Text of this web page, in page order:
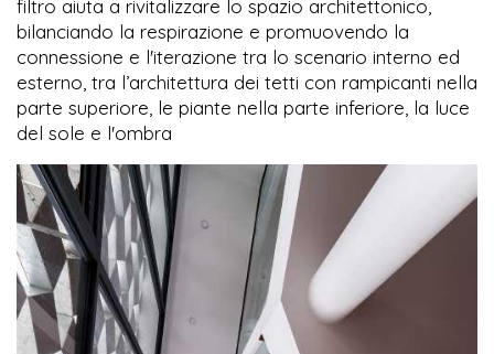
filtro aiuta a rivitalizzare lo spazio architettonico,
bilanciando la respirazione e promuovendo la
connessione e l'iterazione tra lo scenario interno ed
esterno, tra l’architettura dei tetti con rampicanti nella
parte superiore, le piante nella parte inferiore, la luce
del sole e l'ombra